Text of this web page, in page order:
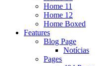
Home 11
Home 12
Home Boxed
Features
Blog Page
Notícias
Pages